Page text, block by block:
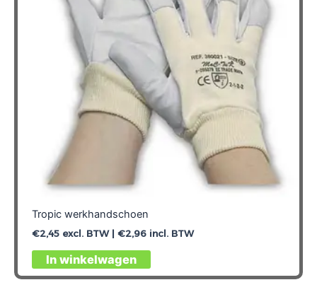
Tropic werkhandschoen
€2,45excl. BTW | €2,96incl. BTW
In winkelwagen
Dit
product